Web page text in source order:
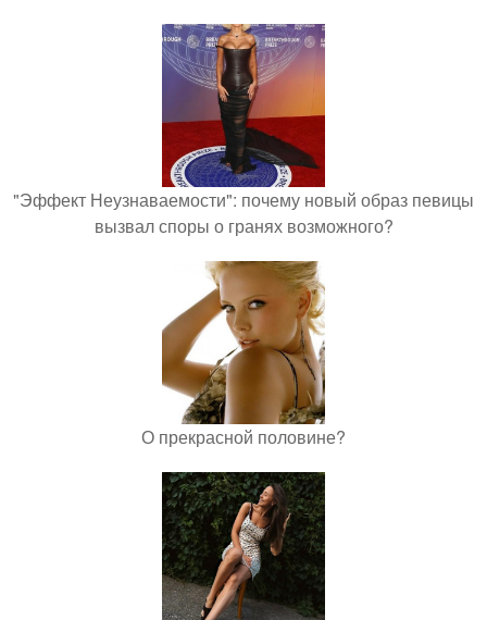
"Эффект Неузнаваемости": почему новый образ певицы
вызвал споры о гранях возможного?
О прекрасной половине?